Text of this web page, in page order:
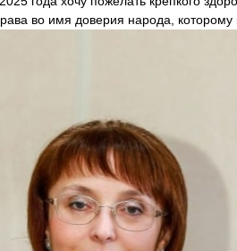
во имя доверия народа,